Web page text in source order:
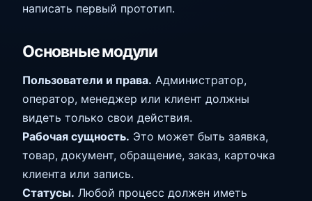
написать первый прототип.
Основные модули
Пользователи и права. Администратор,
оператор, менеджер или клиент должны
видеть только свои действия.
Рабочая сущность. Это может быть заявка,
товар, документ, обращение, заказ, карточка
клиента или запись.
Статусы. Любой процесс должен иметь